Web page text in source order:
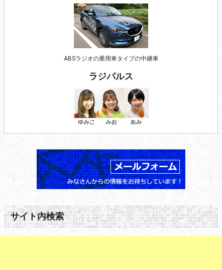
ABSラジオの乗用車タイプの中継車
ラジパルス
サイト内検索